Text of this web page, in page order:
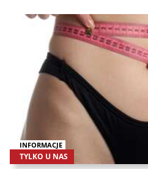
INFORMACJE
TYLKO U NAS